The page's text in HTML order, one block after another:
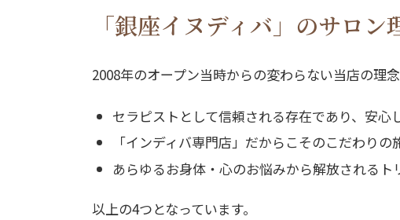
「銀座イヌディバ」のサロン
2008年のオープン当時からの変わらない当店の理
セラピストとして信頼される存在であり、安
「インディバ専門店」だからこそのこだわりの
あらゆるお身体・心のお悩みから解放されるト
以上の4つとなっています。